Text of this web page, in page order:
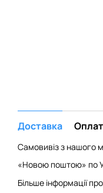
Доставка
Самовивіз з нашого
«Новою поштою» по
Більше інформації